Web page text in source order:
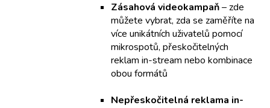
Zásahová videokampaň– zde
můžete vybrat, zda se zaměříte na
více unikátních uživatelů pomocí
mikrospotů, přeskočitelných
reklam in-stream nebo kombinace
obou formátů
Nepřeskočitelná reklama in-